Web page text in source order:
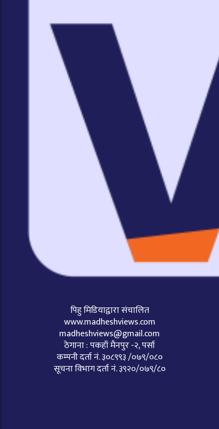
पिहु मिडियाद्वारा संचालित
www.madheshviews.com
madheshviews@gmail.com
ठेगाना : पकहाँ मैनपुर -२, पर्सा
कम्पनी दर्ता नं. ३०८९९३ /०७९/०८०
सूचना विभाग दर्ता नं. ३९२०/०७९/८०